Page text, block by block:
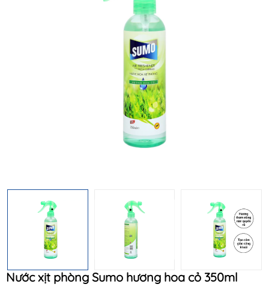
Nước xịt phòng Sumo hương hoa cỏ 350ml
Điều kiện: